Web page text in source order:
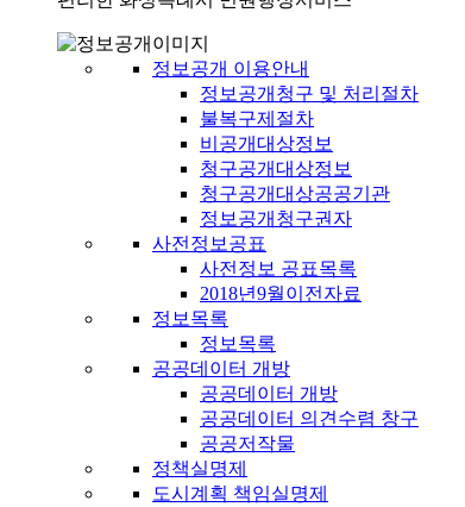
정보공개 이용안내
정보공개청구 및 처리절차
불복구제절차
비공개대상정보
청구공개대상정보
청구공개대상공공기관
정보공개청구권자
사전정보공표
사전정보 공표목록
2018년9월이전자료
정보목록
정보목록
공공데이터 개방
공공데이터 개방
공공데이터 의견수렴 창구
공공저작물
정책실명제
도시계획 책임실명제